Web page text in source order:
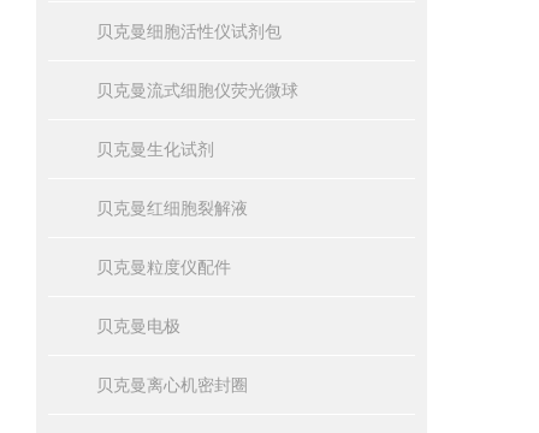
贝克曼细胞活性仪试剂包
贝克曼流式细胞仪荧光微球
贝克曼生化试剂
贝克曼红细胞裂解液
贝克曼粒度仪配件
贝克曼电极
贝克曼离心机密封圈